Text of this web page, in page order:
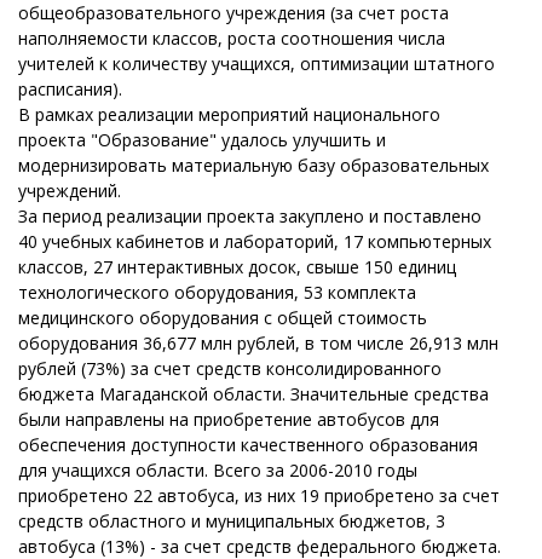
общеобразовательного учреждения (за счет роста
наполняемости классов, роста соотношения числа
учителей к количеству учащихся, оптимизации штатного
расписания).
В рамках реализации мероприятий национального
проекта "Образование" удалось улучшить и
модернизировать материальную базу образовательных
учреждений.
За период реализации проекта закуплено и поставлено
40 учебных кабинетов и лабораторий, 17 компьютерных
классов, 27 интерактивных досок, свыше 150 единиц
технологического оборудования, 53 комплекта
медицинского оборудования с общей стоимость
оборудования 36,677 млн рублей, в том числе 26,913 млн
рублей (73%) за счет средств консолидированного
бюджета Магаданской области. Значительные средства
были направлены на приобретение автобусов для
обеспечения доступности качественного образования
для учащихся области. Всего за 2006-2010 годы
приобретено 22 автобуса, из них 19 приобретено за счет
средств областного и муниципальных бюджетов, 3
автобуса (13%) - за счет средств федерального бюджета.